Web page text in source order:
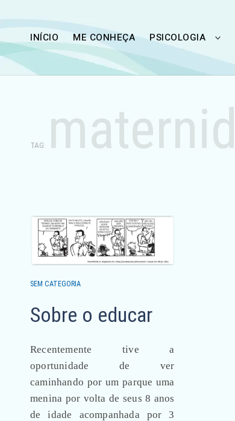
to
contentINÍCIO ME CONHEÇA PSICOLOGIA
TAG:
SEM CATEGORIA
Sobre o educar
Recentemente tive a
oportunidade de ver
caminhando por um parque uma
menina por volta de seus 8 anos
de idade acompanhada por 3